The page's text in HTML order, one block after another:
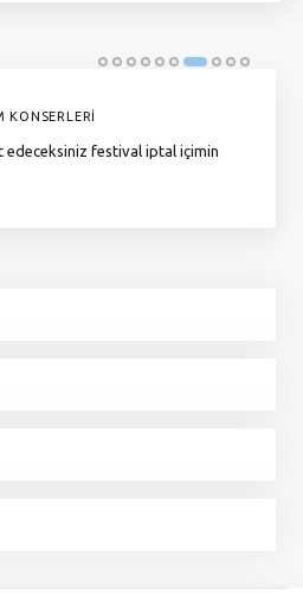
KONSERLERİ
edeceksiniz festival iptal içimin